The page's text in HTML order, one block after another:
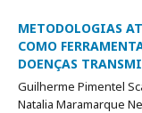
METODOLOGIAS
COMO
DOENÇAS
Guilherme Pimentel
Natalia Maramarque